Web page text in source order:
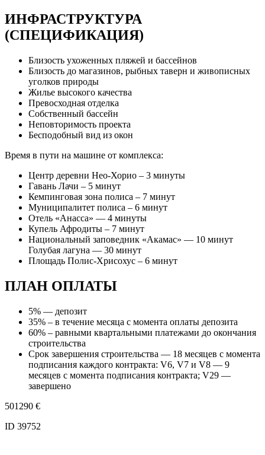
ИНФРАСТРУКТУРА
(СПЕЦИФИКАЦИЯ)
Близость ухоженных пляжей и бассейнов
Близость до магазинов, рыбных таверн и живописных
уголков природы
Жилье высокого качества
Превосходная отделка
Собственный бассейн
Неповторимость проекта
Бесподобный вид из окон
Время в пути на машине от комплекса:
Центр деревни Нео-Хорио – 3 минуты
Гавань Лачи – 5 минут
Кемпинговая зона полиса – 7 минут
Муниципалитет полиса – 6 минут
Отель «Анасса» — 4 минуты
Купель Афродиты – 7 минут
Национальный заповедник «Акамас» — 10 минут
Голубая лагуна — 30 минут
Площадь Полис-Хрисохус – 6 минут
ПЛАН ОПЛАТЫ
5% — депозит
35% – в течение месяца с момента оплаты депозита
60% – равными квартальными платежами до окончания
строительства
Срок завершения строительства — 18 месяцев с момента
подписания каждого контракта: V6, V7 и V8 — 9
месяцев с момента подписания контракта; V29 —
завершено
501290 €
ID 39752